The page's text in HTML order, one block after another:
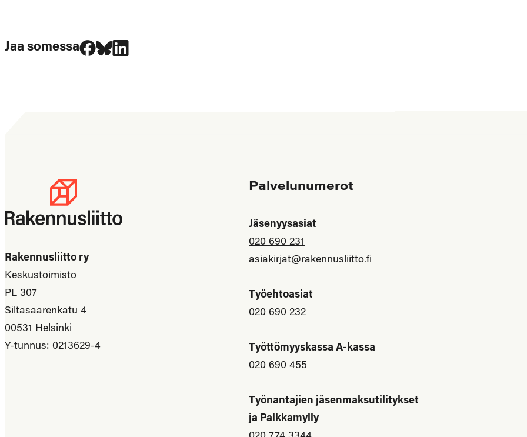
Jaa somessa
Jaa Facebookissa
Jaa Blueskyssa
Jaa LinkedIn:ssä
Rakennusliitto ry
Keskustoimisto
PL 307
Siltasaarenkatu 4
00531 Helsinki
Y-tunnus: 0213629-4
Palvelunumerot
Jäsenyysasiat
020 690 231
asiakirjat@rakennusliitto.fi
Työehtoasiat
020 690 232
Työttömyyskassa A-kassa
020 690 455
Työnantajien jäsenmaksutilitykset
ja Palkkamylly